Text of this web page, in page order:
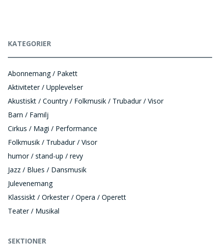
KATEGORIER
Abonnemang / Pakett
Aktiviteter / Upplevelser
Akustiskt / Country / Folkmusik / Trubadur / Visor
Barn / Familj
Cirkus / Magi / Performance
Folkmusik / Trubadur / Visor
humor / stand-up / revy
Jazz / Blues / Dansmusik
Julevenemang
Klassiskt / Orkester / Opera / Operett
Teater / Musikal
SEKTIONER